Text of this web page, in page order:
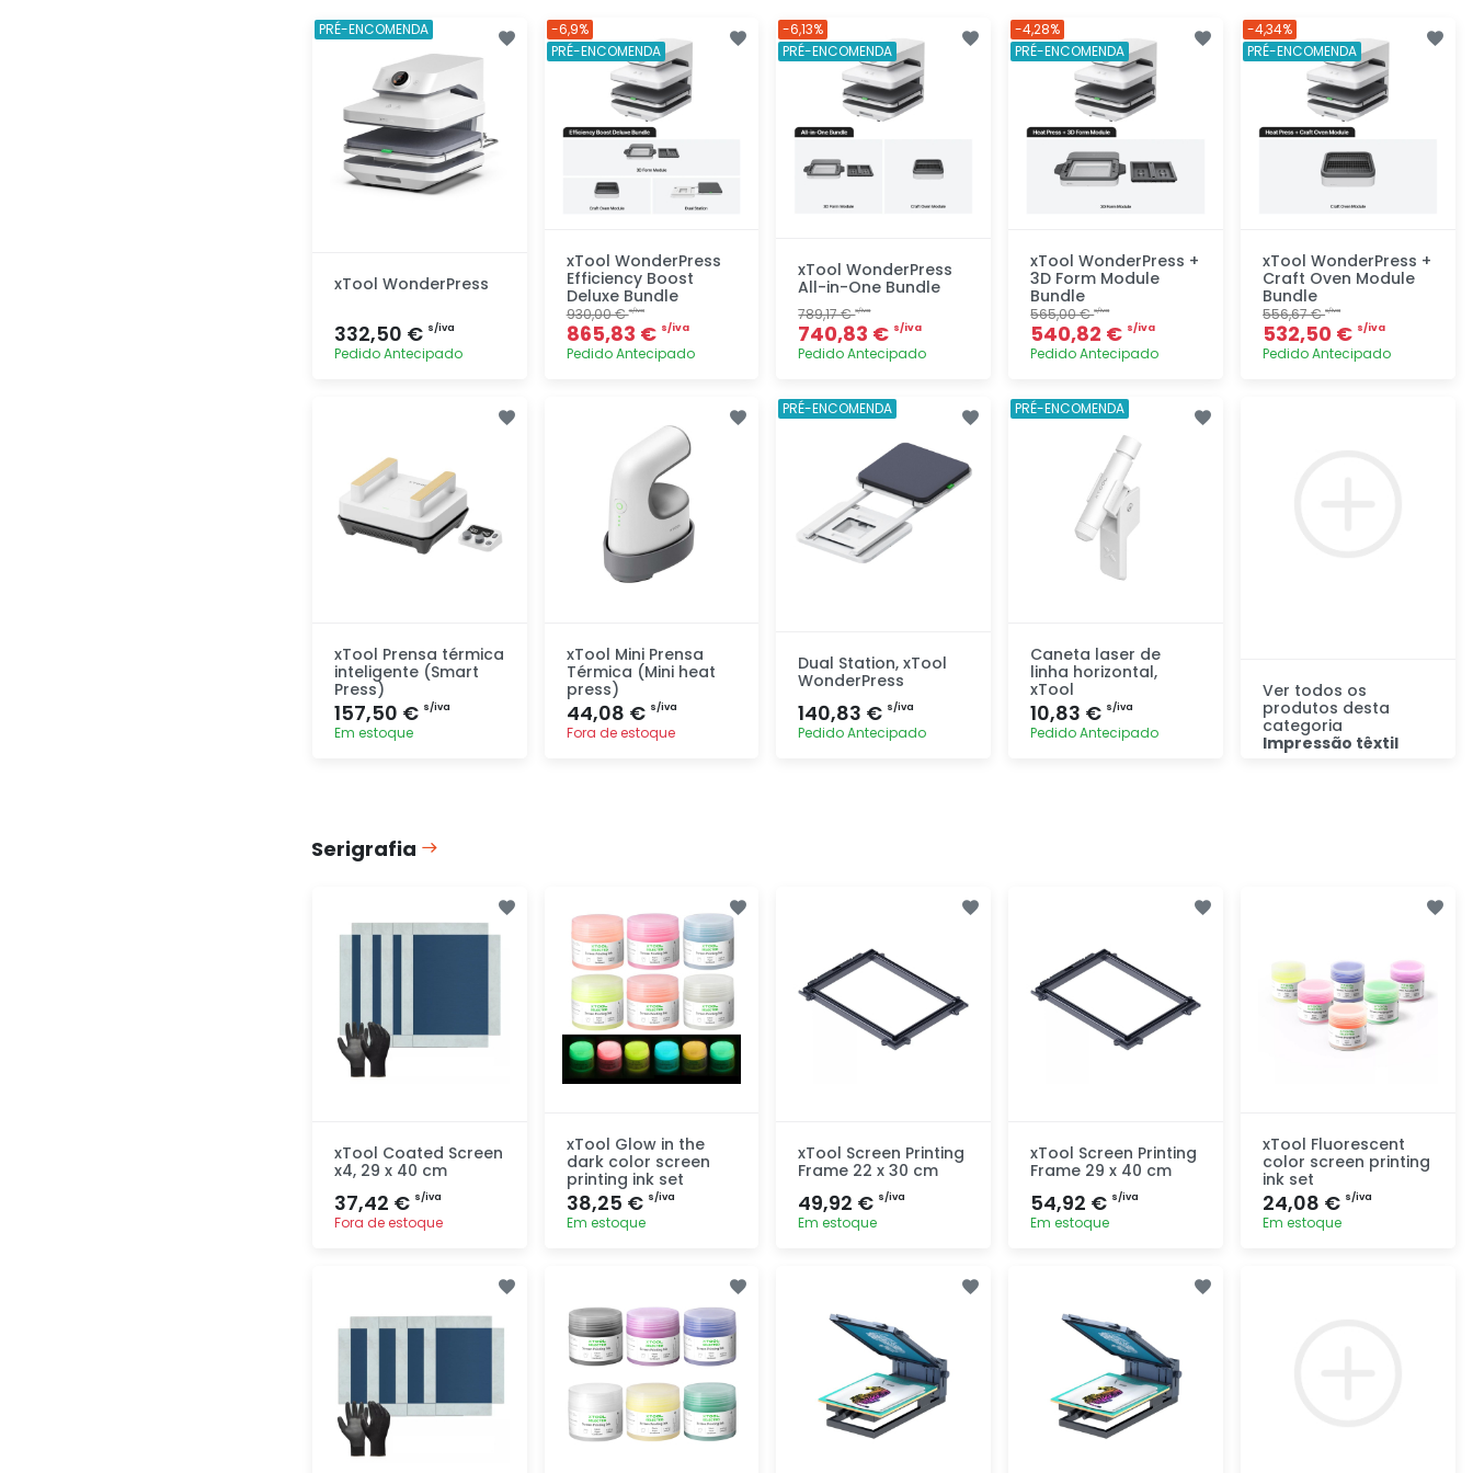
xTool WonderPress
332,50 € s/iva
Pedido Antecipado
PRÉ-ENCOMENDA
xTool WonderPress
Efficiency Boost
Deluxe Bundle
930,00 €s/iva
865,83 € s/iva
Pedido Antecipado
rapidamente
-6,9%
PRÉ-ENCOMENDA
xTool WonderPress
All-in-One Bundle
789,17 €s/iva
740,83 € s/iva
Pedido Antecipado
Adicionar
rapidamente
-6,13%
PRÉ-ENCOMENDA
xTool WonderPress +
3D Form Module
Bundle
565,00 €s/iva
540,82 € s/iva
Pedido Antecipado
Adicionar
rapidamente
-4,28%
PRÉ-ENCOMENDA
xTool WonderPress +
Craft Oven Module
Bundle
556,67 €s/iva
532,50 € s/iva
Pedido Antecipado
-4,34%
PRÉ-ENCOMENDA
xTool Prensa térmica
inteligente (Smart
Press)
157,50 € s/iva
Em estoque
xTool Mini Prensa
Térmica (Mini heat
press)
44,08 € s/iva
Fora de estoque
Dual Station, xTool
WonderPress
140,83 € s/iva
Pedido Antecipado
PRÉ-ENCOMENDA
Caneta laser de
linha horizontal,
xTool
10,83 € s/iva
Pedido Antecipado
PRÉ-ENCOMENDA
Ver todos os
produtos desta
categoria
Impressão têxtil
Serigrafia
xTool Coated Screen
x4, 29 x 40 cm
37,42 € s/iva
Fora de estoque
xTool Glow in the
dark color screen
printing ink set
38,25 € s/iva
Em estoque
xTool Screen Printing
Frame 22 x 30 cm
49,92 € s/iva
Em estoque
xTool Screen Printing
Frame 29 x 40 cm
54,92 € s/iva
Em estoque
xTool Fluorescent
color screen printing
ink set
24,08 € s/iva
Em estoque